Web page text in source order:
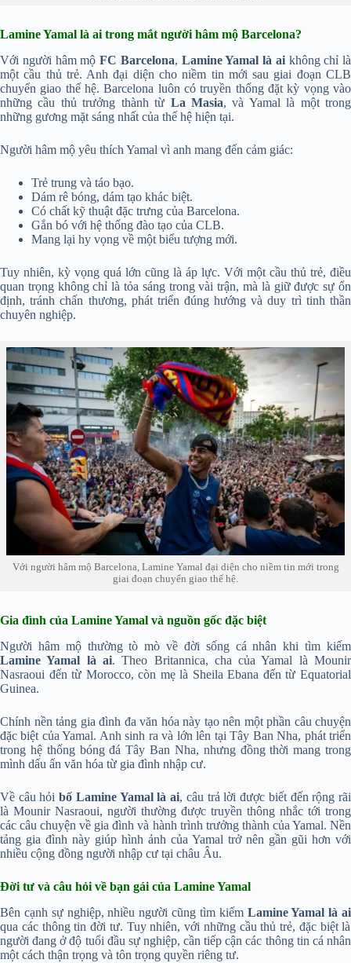
Lamine Yamal là ai trong mắt người hâm mộ Barcelona?
Với người hâm mộ FC Barcelona, Lamine Yamal là aikhông chỉ là
một cầu thủ trẻ. Anh đại diện cho niềm tin mới sau giai đoạn CLB
chuyển giao thế hệ. Barcelona luôn có truyền thống đặt kỳ vọng vào
những cầu thủ trưởng thành từ La Masia, và Yamal là một trong
những gương mặt sáng nhất của thế hệ hiện tại.
Người hâm mộ yêu thích Yamal vì anh mang đến cảm giác:
Trẻ trung và táo bạo.
Dám rê bóng, dám tạo khác biệt.
Có chất kỹ thuật đặc trưng của Barcelona.
Gắn bó với hệ thống đào tạo của CLB.
Mang lại hy vọng về một biểu tượng mới.
Tuy nhiên, kỳ vọng quá lớn cũng là áp lực. Với một cầu thủ trẻ, điều
quan trọng không chỉ là tỏa sáng trong vài trận, mà là giữ được sự ổn
định, tránh chấn thương, phát triển đúng hướng và duy trì tinh thần
chuyên nghiệp.
Với người hâm mộ Barcelona, Lamine Yamal đại diện cho niềm tin mới trong
giai đoạn chuyển giao thế hệ.
Gia đình của Lamine Yamal và nguồn gốc đặc biệt
Người hâm mộ thường tò mò về đời sống cá nhân khi tìm kiếm
Lamine Yamal là ai. Theo Britannica, cha của Yamal là Mounir
Nasraoui đến từ Morocco, còn mẹ là Sheila Ebana đến từ Equatorial
Guinea.
Chính nền tảng gia đình đa văn hóa này tạo nên một phần câu chuyện
đặc biệt của Yamal. Anh sinh ra và lớn lên tại Tây Ban Nha, phát triển
trong hệ thống bóng đá Tây Ban Nha, nhưng đồng thời mang trong
mình dấu ấn văn hóa từ gia đình nhập cư.
Về câu hỏibố Lamine Yamal là ai, câu trả lời được biết đến rộng rãi
là Mounir Nasraoui, người thường được truyền thông nhắc tới trong
các câu chuyện về gia đình và hành trình trưởng thành của Yamal. Nền
tảng gia đình này giúp hình ảnh của Yamal trở nên gần gũi hơn với
nhiều cộng đồng người nhập cư tại châu Âu.
Đời tư và câu hỏi về bạn gái của Lamine Yamal
Bên cạnh sự nghiệp, nhiều người cũng tìm kiếm Lamine Yamal là ai
qua các thông tin đời tư. Tuy nhiên, với những cầu thủ trẻ, đặc biệt là
người đang ở độ tuổi đầu sự nghiệp, cần tiếp cận các thông tin cá nhân
một cách thận trọng và tôn trọng quyền riêng tư.